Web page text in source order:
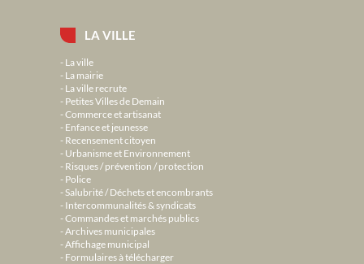
LA VILLE
La ville
La mairie
La ville recrute
Petites Villes de Demain
Commerce et artisanat
Enfance et jeunesse
Recensement citoyen
Urbanisme et Environnement
Risques / prévention / protection
Police
Salubrité / Déchets et encombrants
Intercommunalités & syndicats
Commandes et marchés publics
Archives municipales
Affichage municipal
Formulaires à télécharger